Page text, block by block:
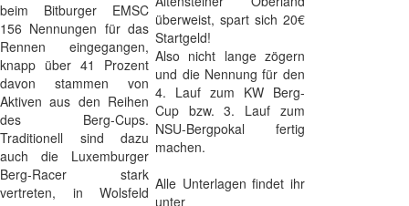
beim Bitburger EMSC
156 Nennungen für das
Rennen eingegangen,
knapp über 41 Prozent
davon stammen von
Aktiven aus den Reihen
des Berg-Cups.
Traditionell sind dazu
auch die Luxemburger
Berg-Racer stark
vertreten, in Wolsfeld
überweist, spart sich 20€
Startgeld!
Also nicht lange zögern
und die Nennung für den
4. Lauf zum KW Berg-
Cup bzw. 3. Lauf zum
NSU-Bergpokal fertig
machen.
Alle Unterlagen findet ihr
unter